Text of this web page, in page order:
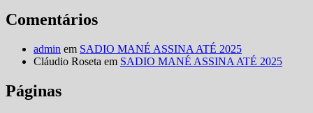
Comentários
admin em SADIO MANÉ ASSINA ATÉ 2025
Cláudio Roseta em SADIO MANÉ ASSINA ATÉ 2025
Páginas